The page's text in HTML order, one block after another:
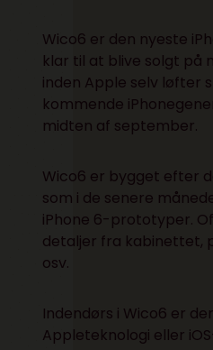
Wico6 er den nyeste
klar til at blive solgt på
inden Apple selv løfter
kommende
midten af september.
Wico6 er bygget efter
som i de senere
iPhone 6-prototyper.
detaljer fra kabinettet,
osv.
Indendørs i Wico6 er
Appleteknologi eller